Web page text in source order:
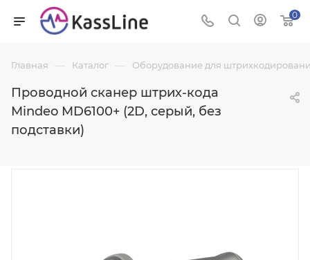
0
Главная — Каталог — Оборудование для
Проводной сканер штрих-кода
Mindeo MD6100+ (2D, серый, без
подставки)